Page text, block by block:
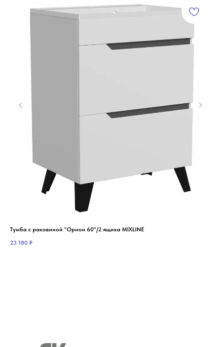
Тумба с раковиной "Орион 60"/2 ящика MIXLINE
23 180 ₽